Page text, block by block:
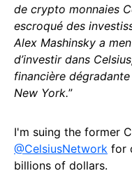
de crypto monnaies
escroqué des
Alex Mashinsky a
d’investir dans
financière
New York.”
I'm suing the former
@CelsiusNetwork for
billions of dollars.